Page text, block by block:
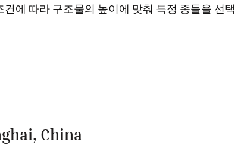
에 따라 구조물의 높이에 맞춰 특정 종들을 선택
China